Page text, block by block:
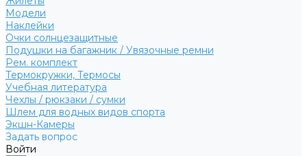
Модели
Наклейки
Очки солнцезащитные
Подушки на багажник / Увязочные ремни
Рем. комплект
Термокружки, Термосы
Учебная литература
Чехлы / рюкзаки / сумки
Шлем для водных видов спорта
Экшн-Камеры
Задать вопрос
Войти